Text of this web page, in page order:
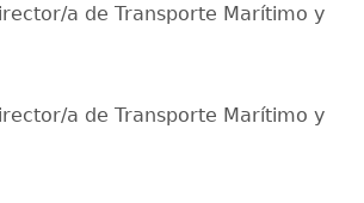
a de Transporte Marítimo y
a de Transporte Marítimo y